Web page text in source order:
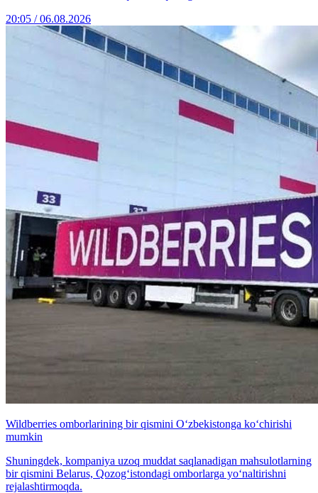
20:05 / 06.08.2026
Wildberries omborlarining bir qismini O‘zbekistonga ko‘chirishi
mumkin
Shuningdek, kompaniya uzoq muddat saqlanadigan mahsulotlarning
bir qismini Belarus, Qozog‘istondagi omborlarga yo‘naltirishni
rejalashtirmoqda.